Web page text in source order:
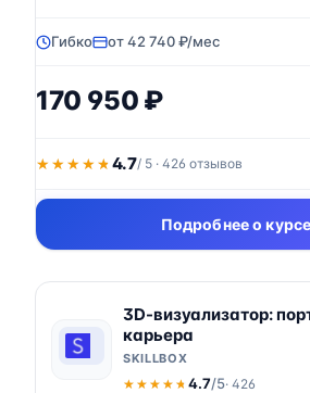
Гибко от 42 740 ₽/мес
170 950 ₽
★★★★★
★★★★★ 4.7/ 5 · 426 отзывов
Подробнее о курсе
3D-визуализатор:
карьера
SKILLBOX
★★★★★
★★★★★ 4.7/5· 426